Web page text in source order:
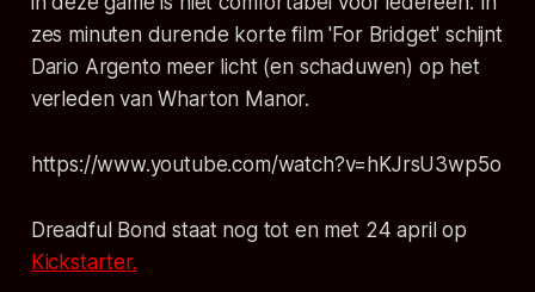
zes minuten durende korte film 'For Bridget' schijnt
Dario Argento meer licht (en schaduwen) op het
verleden van Wharton Manor.
https://www.youtube.com/watch?v=hKJrsU3wp5o
Dreadful Bond staat nog tot en met 24 april op
Kickstarter.